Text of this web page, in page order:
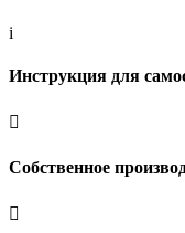
i
Инструкция для

Собственное
